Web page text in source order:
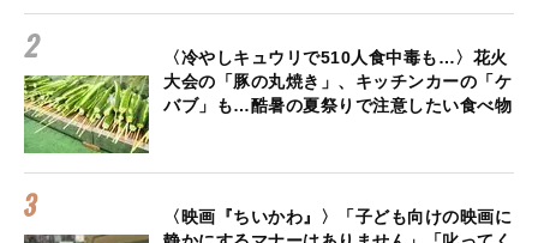
〈冷やしキュウリで510人食中毒も…〉花火
大会の「豚の丸焼き」、キッチンカーの「ケ
バブ」も…酷暑の夏祭りで注意したい食べ物
〈映画『ちいかわ』〉「子ども向けの映画に